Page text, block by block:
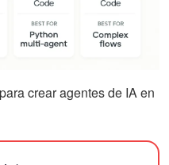
crear agentes de IA en